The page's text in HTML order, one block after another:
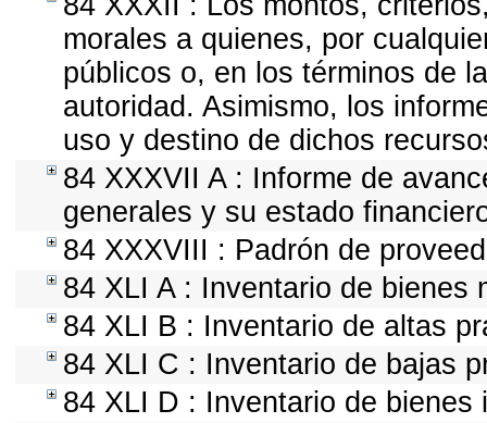
morales a quienes, por
públicos o, en los términos de
autoridad. Asimismo, los
uso y destino de dichos
84 XXXVII A : Informe de
generales y su estado
84 XXXVIII : Padrón de
84 XLI A : Inventario de bienes
84 XLI B : Inventario de altas
84 XLI C : Inventario de bajas
84 XLI D : Inventario de bienes